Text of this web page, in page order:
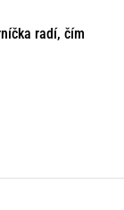
radí, čím